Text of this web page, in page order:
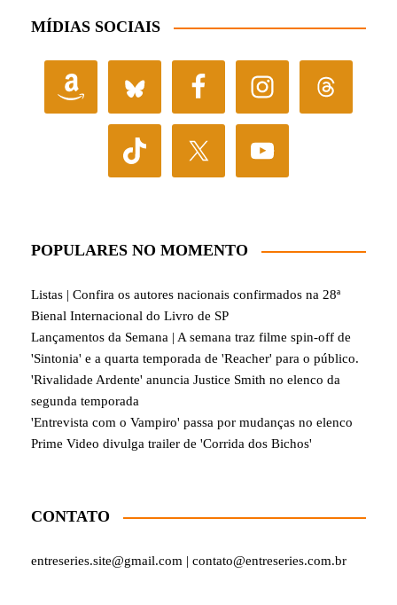
MÍDIAS SOCIAIS
POPULARES NO MOMENTO
Listas | Confira os autores nacionais confirmados na 28ª
Bienal Internacional do Livro de SP
Lançamentos da Semana | A semana traz filme spin-off de
'Sintonia' e a quarta temporada de 'Reacher' para o público.
'Rivalidade Ardente' anuncia Justice Smith no elenco da
segunda temporada
'Entrevista com o Vampiro' passa por mudanças no elenco
Prime Video divulga trailer de 'Corrida dos Bichos'
CONTATO
entreseries.site@gmail.com | contato@entreseries.com.br